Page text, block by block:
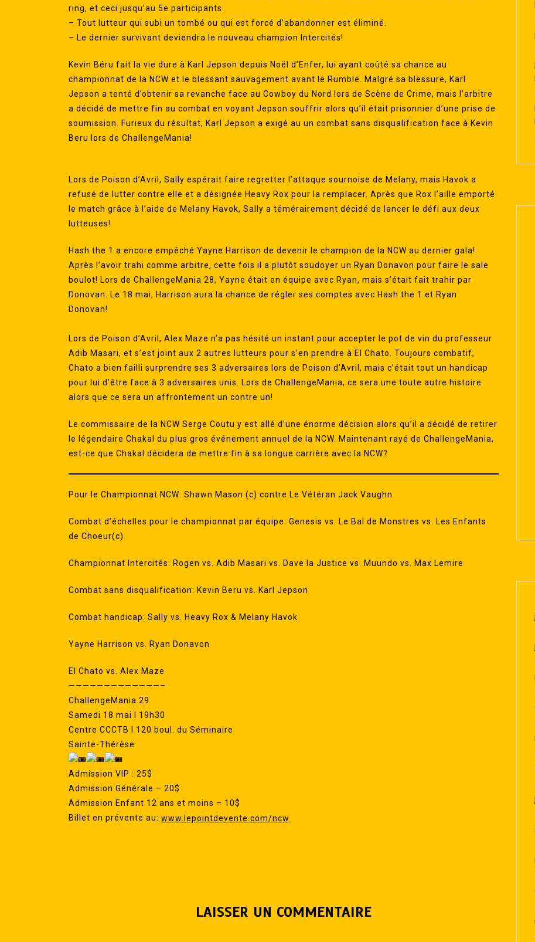
ring, et ceci jusqu’au 5e participants.
– Tout lutteur qui subi un tombé ou qui est forcé d’abandonner est éliminé.
– Le dernier survivant deviendra le nouveau champion Intercités!
Kevin Béru fait la vie dure à Karl Jepson depuis Noël d’Enfer, lui ayant coûté sa chance au
championnat de la NCW et le blessant sauvagement avant le Rumble. Malgré sa blessure, Karl
Jepson a tenté d’obtenir sa revanche face au Cowboy du Nord lors de Scène de Crime, mais l’arbitre
a décidé de mettre fin au combat en voyant Jepson souffrir alors qu’il était prisonnier d’une prise de
soumission. Furieux du résultat, Karl Jepson a exigé au un combat sans disqualification face à Kevin
Beru lors de ChallengeMania!
Lors de Poison d’Avril, Sally espérait faire regretter l’attaque sournoise de Melany, mais Havok a
refusé de lutter contre elle et a désignée Heavy Rox pour la remplacer. Après que Rox l’aille emporté
le match grâce à l’aide de Melany Havok, Sally a témérairement décidé de lancer le défi aux deux
lutteuses!
Hash the 1 a encore empêché Yayne Harrison de devenir le champion de la NCW au dernier gala!
Après l’avoir trahi comme arbitre, cette fois il a plutôt soudoyer un Ryan Donavon pour faire le sale
boulot! Lors de ChallengeMania 28, Yayne était en équipe avec Ryan, mais s’était fait trahir par
Donovan. Le 18 mai, Harrison aura la chance de régler ses comptes avec Hash the 1 et Ryan
Donovan!
Lors de Poison d’Avril, Alex Maze n’a pas hésité un instant pour accepter le pot de vin du professeur
Adib Masari, et s’est joint aux 2 autres lutteurs pour s’en prendre à El Chato. Toujours combatif,
Chato a bien failli surprendre ses 3 adversaires lors de Poison d’Avril, mais c’était tout un handicap
pour lui d’être face à 3 adversaires unis. Lors de ChallengeMania, ce sera une toute autre histoire
alors que ce sera un affrontement un contre un!
Le commissaire de la NCW Serge Coutu y est allé d’une énorme décision alors qu’il a décidé de retirer
le légendaire Chakal du plus gros événement annuel de la NCW. Maintenant rayé de ChallengeMania,
est-ce que Chakal décidera de mettre fin à sa longue carrière avec la NCW?
Pour le Championnat NCW: Shawn Mason (c) contre Le Vétéran Jack Vaughn
Combat d’échelles pour le championnat par équipe: Genesis vs. Le Bal de Monstres vs. Les Enfants
de Choeur(c)
Championnat Intercités: Rogen vs. Adib Masari vs. Dave la Justice vs. Muundo vs. Max Lemire
Combat sans disqualification: Kevin Beru vs. Karl Jepson
Combat handicap: Sally vs. Heavy Rox & Melany Havok
Yayne Harrison vs. Ryan Donavon
El Chato vs. Alex Maze
—————————————–
ChallengeMania 29
Samedi 18 mai I 19h30
Centre CCCTB I 120 boul. du Séminaire
Sainte-Thérèse
Admission VIP : 25$
Admission Générale – 20$
Admission Enfant 12 ans et moins – 10$
Billet en prévente au: www.lepointdevente.com/ncw
LAISSER UN COMMENTAIRE